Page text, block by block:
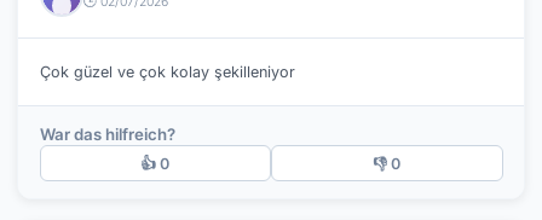
Çok güzel ve çok kolay şekilleniyor
War das hilfreich?
👍 0 👎 0